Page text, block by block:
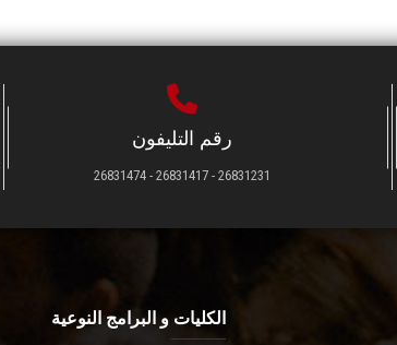
رقم التليفون
26831231 - 26831417 - 26831474
الكليات و البرامج النوعية